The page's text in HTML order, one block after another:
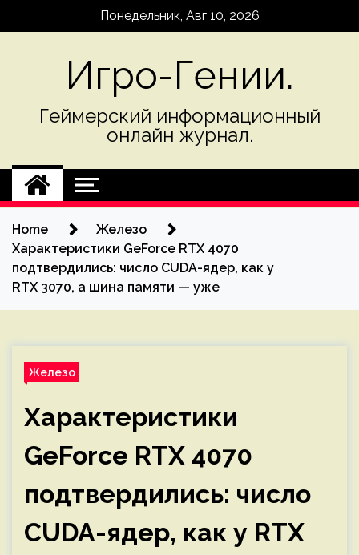
Понедельник, Авг 10, 2026
Игро-Гении.
Геймерский информационный
онлайн журнал.
Home
Железо
Характеристики GeForce RTX 4070
подтвердились: число CUDA-ядер, как у
RTX 3070, а шина памяти — уже
Железо
Характеристики
GeForce RTX 4070
подтвердились: число
CUDA-ядер, как у RTX